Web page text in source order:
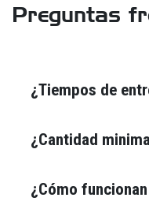
Preguntas
¿Tiempos de
¿Cantidad
¿Cómo